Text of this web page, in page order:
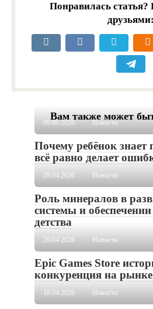
Понравилась статья?
друзьями:
Вам также может
09.06.2026 Новости
Почему ребёнок знает
всё равно делает
29.04.2026 Новости
Роль минералов в
системы и обеспечении
детства
20.04.2026 Новости
Epic Games Store
конкуренция на
18.04.2026 Новости